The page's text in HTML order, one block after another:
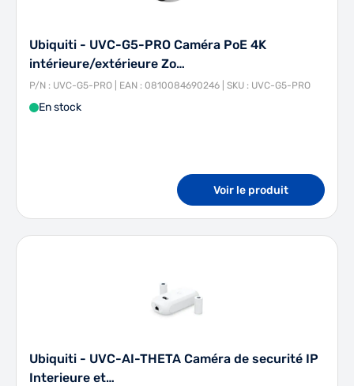
Ubiquiti - UVC-G5-PRO Caméra PoE 4K
intérieure/extérieure Zo…
P/N : UVC-G5-PRO | EAN : 0810084690246 | SKU : UVC-G5-PRO
En stock
Voir le produit
Ubiquiti - UVC-AI-THETA Caméra de securité IP
Interieure et…